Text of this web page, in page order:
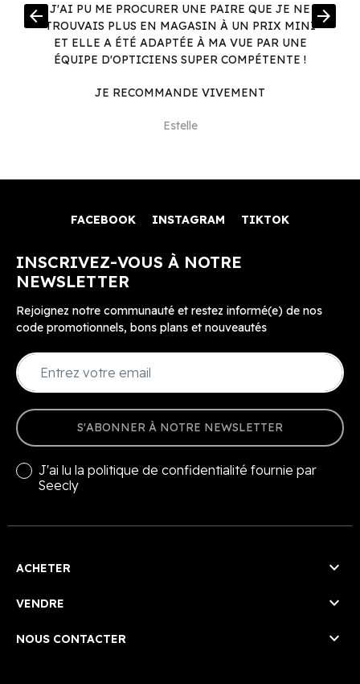
J'AI PU ME PROCURER UNE PAIRE QUE JE NE
TROUVAIS PLUS EN MAGASIN À UN PRIX MINI
ET ELLE A ÉTÉ ADAPTÉE À MA VUE PAR UNE
ÉQUIPE D'OPTICIENS SUPER COMPÉTENTE !
JE RECOMMANDE VIVEMENT
Estelle
arrow_back arrow_forward
FACEBOOK INSTAGRAM TIKTOK
INSCRIVEZ-VOUS À NOTRE
NEWSLETTER
Rejoignez notre communauté et restez informé(e) de nos
code promotionnels, bons plans et nouveautés
S'ABONNER À NOTRE NEWSLETTER
J'ai lu la politique de confidentialité fournie par
Seecly
ACHETER 
VENDRE 
NOUS CONTACTER 